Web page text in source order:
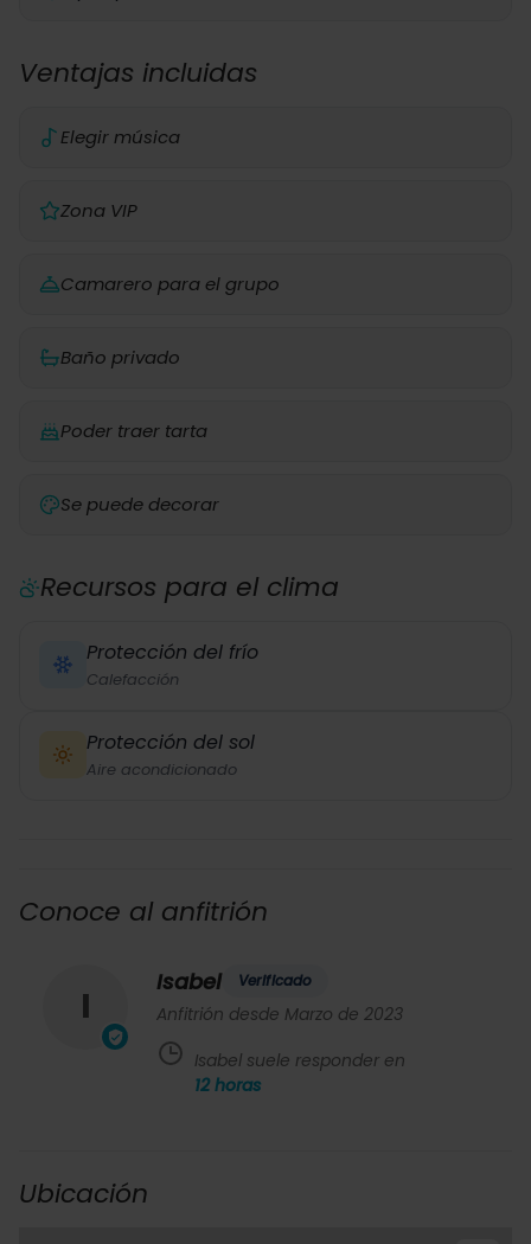
Ventajas incluidas
Elegir música
Zona VIP
Camarero para el grupo
Baño privado
Poder traer tarta
Se puede decorar
Recursos para el clima
Protección del frío
Calefacción
Protección del sol
Aire acondicionado
Conoce al anfitrión
I
Isabel Verificado
Anfitrión desde Marzo de 2023
Isabel suele responder en
12 horas
Ubicación